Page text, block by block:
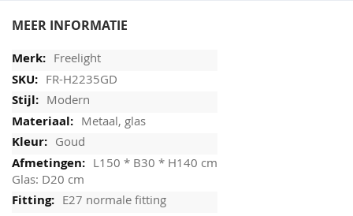
MEER INFORMATIE
Freelight
FR-H2235GD
Modern
Metaal, glas
Goud
L150 * B30 * H140 cm
Glas: D20 cm
E27 normale fitting